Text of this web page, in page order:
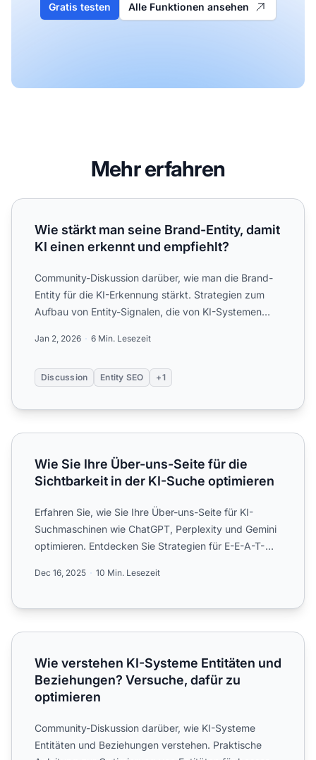
Gratis testen Alle Funktionen ansehen
Mehr erfahren
Wie stärkt man seine Brand-Entity, damit KI einen erkennt
Wie stärkt man seine Brand-Entity, damit
KI einen erkennt und empfiehlt?
Community-Diskussion darüber, wie man die Brand-
Entity für die KI-Erkennung stärkt. Strategien zum
Aufbau von Entity-Signalen, die von KI-Systemen
Jan 2, 2026 6 Min. Lesezeit
Discussion Entity SEO +1
Wie Sie Ihre Über-uns-Seite für die Sichtbarkeit in der KI-
Wie Sie Ihre Über-uns-Seite für die
Sichtbarkeit in der KI-Suche optimieren
Erfahren Sie, wie Sie Ihre Über-uns-Seite für KI-
Suchmaschinen wie ChatGPT, Perplexity und Gemini
optimieren. Entdecken Sie Strategien für E-E-A-T-
Dec 16, 2025 10 Min. Lesezeit
Wie verstehen KI-Systeme Entitäten und Beziehungen?
Wie verstehen KI-Systeme Entitäten und
Beziehungen? Versuche, dafür zu
optimieren
Community-Diskussion darüber, wie KI-Systeme
Entitäten und Beziehungen verstehen. Praktische